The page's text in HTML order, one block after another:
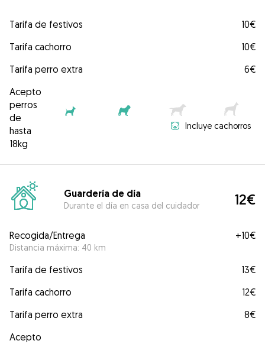
Tarifa de festivos
10€
Tarifa cachorro
10€
Tarifa perro extra
6€
Acepto
perros
de
hasta
18kg
Incluye cachorros
Guardería de día
Durante el día en casa del cuidador 12€
Recogida/Entrega
Distancia máxima: 40 km
+10€
Tarifa de festivos
13€
Tarifa cachorro
12€
Tarifa perro extra
8€
Acepto